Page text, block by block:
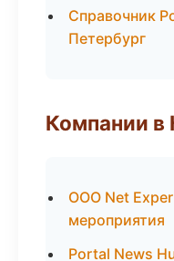
Справочник
Петербург
Компании в
ООО Net
мероприятия
Portal News